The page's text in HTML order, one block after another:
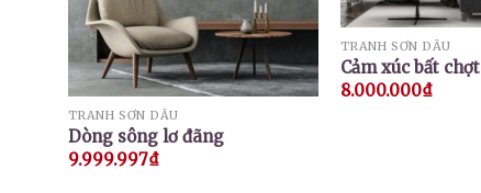
TRANH SƠN DẦU
Dòng sông lơ đãng
9.999.997₫
TRANH SƠN DẦU
Cảm xúc bất chợt
8.000.000₫